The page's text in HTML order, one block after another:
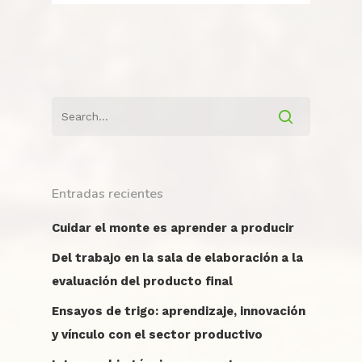
Entradas recientes
Cuidar el monte es aprender a producir
Del trabajo en la sala de elaboración a la
evaluación del producto final
Ensayos de trigo: aprendizaje, innovación
y vínculo con el sector productivo
Ubicación
Eventos
Autoridades
Asociación Cooperadora
Gestión
Académico
Plan de estudios
Talleres optativos
Estudiantes
Torneos y
Egresados
Personal
Docentes
Reglamentaciones
No Docentes
Extensión
Contacto